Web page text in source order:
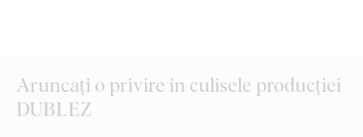
Aruncați o privire în culisele producției
DUBLEZ